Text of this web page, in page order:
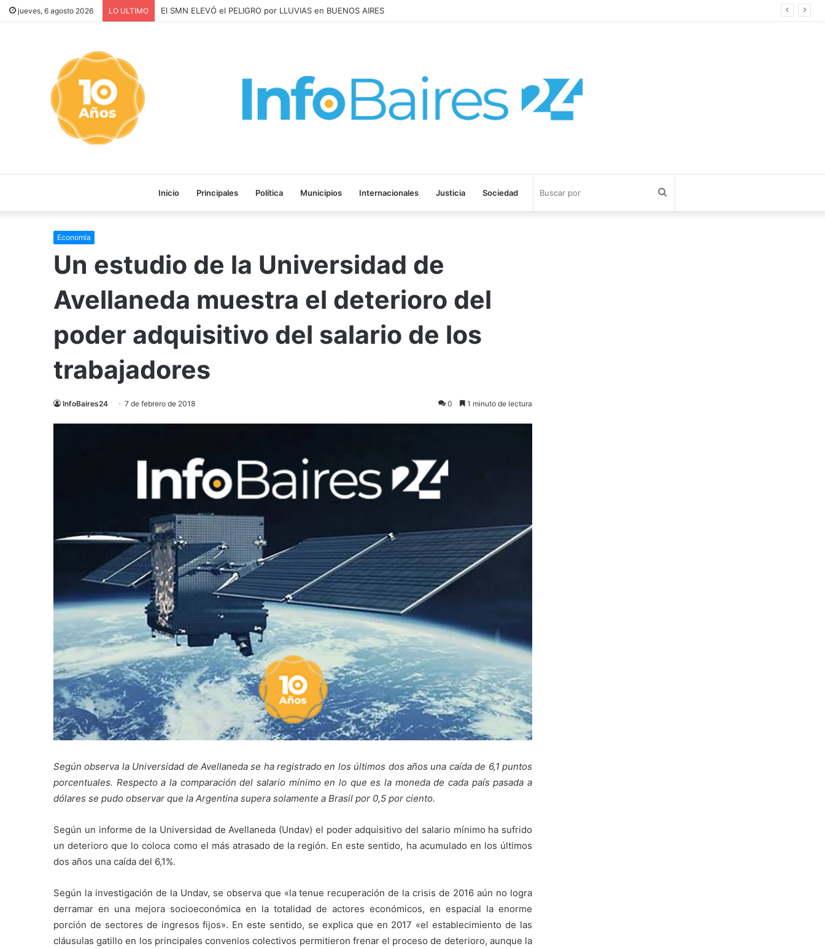
jueves, 6 agosto 2026 LO ULTIMO El SMN ELEVÓ el PELIGRO por LLUVIAS en BUENOS AIRES
Inicio Principales Política Municipios Internacionales Justicia Sociedad
Economía
Un estudio de la Universidad de
Avellaneda muestra el deterioro del
poder adquisitivo del salario de los
trabajadores
InfoBaires24 7 de febrero de 2018 0 1 minuto de lectura
Según observa la Universidad de Avellaneda se ha registrado en los últimos dos años una caída de 6,1 puntos
porcentuales. Respecto a la comparación del salario mínimo en lo que es la moneda de cada país pasada a
dólares se pudo observar que la Argentina supera solamente a Brasil por 0,5 por ciento.
Según un informe de la Universidad de Avellaneda (Undav) el poder adquisitivo del salario mínimo ha sufrido
un deterioro que lo coloca como el más atrasado de la región. En este sentido, ha acumulado en los últimos
dos años una caída del 6,1%.
Según la investigación de la Undav, se observa que «la tenue recuperación de la crisis de 2016 aún no logra
derramar en una mejora socioeconómica en la totalidad de actores económicos, en espacial la enorme
porción de sectores de ingresos fijos». En este sentido, se explica que en 2017 «el establecimiento de las
cláusulas gatillo en los principales convenios colectivos permitieron frenar el proceso de deterioro, aunque la